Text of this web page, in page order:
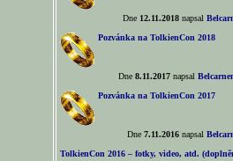
Dne 12.11.2018napsal
Pozvánka na TolkienCon 2018
Dne 8.11.2017napsal
Pozvánka na TolkienCon 2017
Dne 7.11.2016napsal
TolkienCon 2016 – fotky, video, atd.